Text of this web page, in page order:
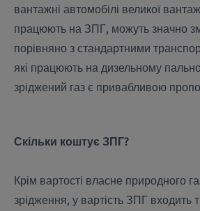
вантажні автомобілі великої
працюють на ЗПГ, можуть значно
порівняно з стандартними
які працюють на дизельному
зріджений газ є привабливою
Скільки коштує ЗПГ?
Крім вартості власне природного
зрідження, у вартість ЗПГ входить